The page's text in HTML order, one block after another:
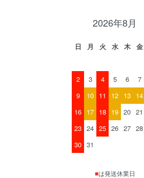
2026年8月
日 月 火 水 木 金
2
3 4 5 6 7
9
10 11 12 13 14
16 17 18 19 20 21
23 24 25 26 27 28
30 31
■は発送休業日